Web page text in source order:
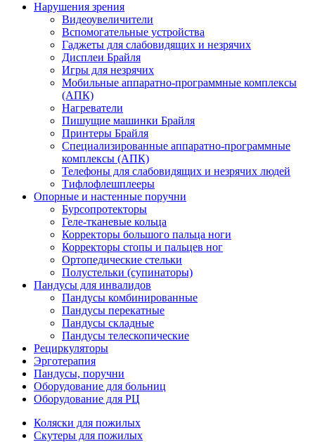
Нарушения зрения
Видеоувеличители
Вспомогательные устройства
Гаджеты для слабовидящих и незрячих
Дисплеи Брайля
Игры для незрячих
Мобильные аппаратно-программные комплексы
(АПК)
Нагреватели
Пишущие машинки Брайля
Принтеры Брайля
Специализированные аппаратно-программные
комплексы (АПК)
Телефоны для слабовидящих и незрячих людей
Тифлофлешплееры
Опорные и настенные поручни
Бурсопротекторы
Геле-тканевые кольца
Корректоры большого пальца ноги
Корректоры стопы и пальцев ног
Ортопедические стельки
Полустельки (супинаторы)
Пандусы для инвалидов
Пандусы комбинированные
Пандусы перекатные
Пандусы складные
Пандусы телескопические
Рециркуляторы
Эрготерапия
Пандусы, поручни
Оборудование для больниц
Оборудование для РЦ
Коляски для пожилых
Скутеры для пожилых